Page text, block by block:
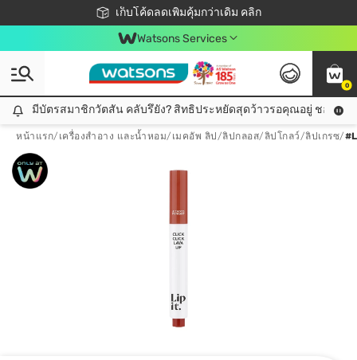
เก็บโค้ดลดเพิ่มคุ้มกว่าเดิม คลิก
ชอปออนไลน์ครั้งแรก ลดเพิ่มจุก ๆ 10%! 🎉
📦ส่งฟรี! เมื่อชอป 499฿
สมาชิกวัตสัน คลับดียังไง?
Watsons Services
0
มีบัตรสมาชิกวัตสัน คลับรึยัง? สิทธิประหยัดสุดว้าวรอคุณอยู่ ชอปคุ้มกว่าเดิม คลิก!
มีบัตรสมาชิกวัตสัน คลับรึยัง? สิทธิประหยัดสุดว้าวรอคุณอยู่ ชอปคุ้มก
หน้าแรก/ เครื่องสำอาง และน้ำหอม/ เมคอัพ ลิป /ลิปกลอส/ลิปโกลว์/ลิปเกรซ/